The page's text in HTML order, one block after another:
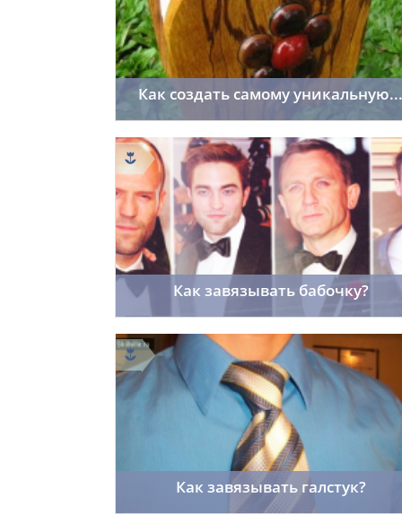
Как создать самому уникальную...
21.03.2014
Как завязывать бабочку?
19.03.2014
Как завязывать галстук?